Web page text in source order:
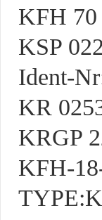
KFH 70
KSP
Ident-
KR
KRGP
KFH-